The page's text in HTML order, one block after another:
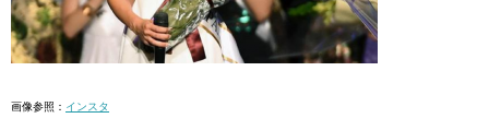
画像参照： インスタ